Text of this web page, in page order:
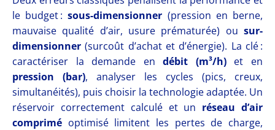
le budget :sous-dimensionner (pression en berne,
mauvaise qualité d’air, usure prématurée) ou sur-
dimensionner (surcoût d’achat et d’énergie). La clé :
caractériser la demande endébit (m³/h)et en
pression (bar), analyser les cycles (pics, creux,
simultanéités), puis choisir la technologie adaptée. Un
réservoir correctement calculé et un réseau d’air
comprimé optimisé limitent les pertes de charge,